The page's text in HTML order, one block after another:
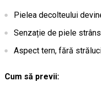
Pielea decolteului
Senzație de piele
Aspect tern, fără
Cum să previi: